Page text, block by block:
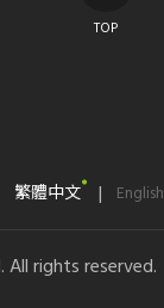
TOP
繁體中文 | English
rights reserved.